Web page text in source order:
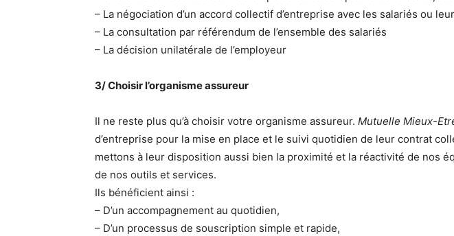
– La négociation d’un accord collectif d’entreprise avec les salariés ou
– La consultation par référendum de l’ensemble des salariés
– La décision unilatérale de l’employeur
3/ Choisir l’organisme assureur
Il ne reste plus qu’à choisir votre organisme assureur. Mutuelle Mieux-
d’entreprise pour la mise en place et le suivi quotidien de leur contrat
mettons à leur disposition aussi bien la proximité et la réactivité de nos
de nos outils et services.
Ils bénéficient ainsi :
– D’un accompagnement au quotidien,
– D’un processus de souscription simple et rapide,